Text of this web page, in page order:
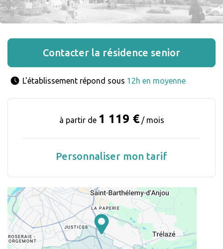
Contacter la résidence senior
L'établissement répond sous 12h en moyenne
à partir de 1 119 €/ mois
Personnaliser mon tarif